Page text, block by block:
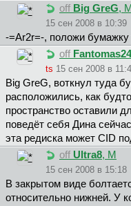
off Big GreG, М
15 сен 2008 в 10:39
-=Ar2r=-, положи бумажку
off Fantomas24
ts 15 сен 2008 в
Big GreG, воткнул туда
расположились, как
пространство оставили
поведёт себя Дина
эта редиска может CID
off Ultra8, М
15 сен 2008 в 15:18
В закрытом виде
относительно нижней. У